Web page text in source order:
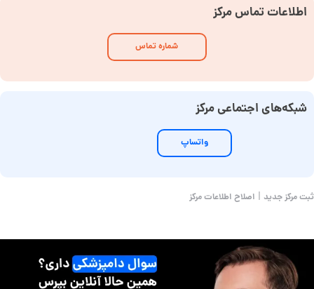
اطلاعات تماس مرکز
شماره تماس
شبکه‌های اجتماعی مرکز
واتساپ
ثبت مرکز جدید | اصلاح اطلاعات مرکز